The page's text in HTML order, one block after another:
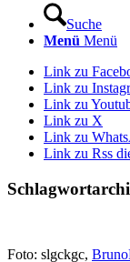
Suche
Menü Menü
Link zu
Link zu
Link zu
Link zu X
Link zu
Link zu Rss
Foto: slgckgc,